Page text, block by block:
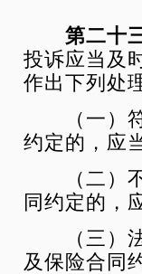
第二十
投诉应当及
作出下列处
（一）符
约定的，应
（二）不
同约定的，
（三）法
及保险合同